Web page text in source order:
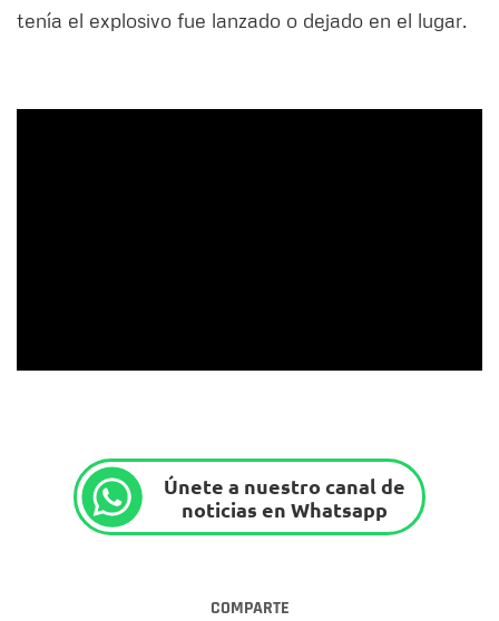
tenía el explosivo fue lanzado o dejado en el lugar.
Únete a nuestro canal de
noticias en Whatsapp
COMPARTE